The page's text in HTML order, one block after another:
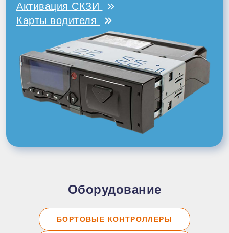
Активация СКЗИ
Карты водителя
Оборудование
БОРТОВЫЕ КОНТРОЛЛЕРЫ